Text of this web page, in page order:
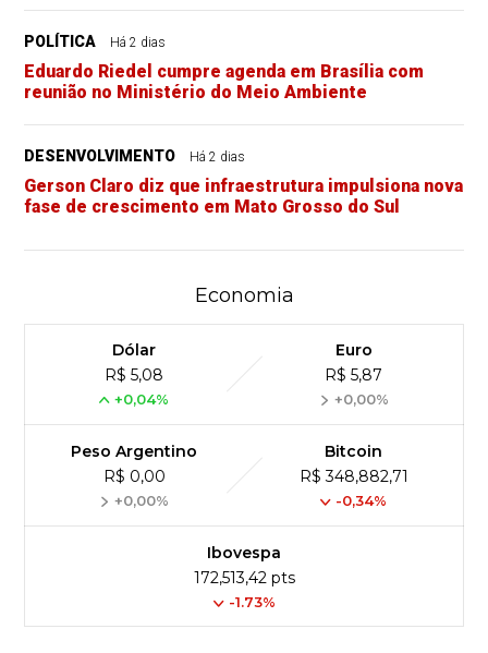
POLÍTICA Há 2 dias
Eduardo Riedel cumpre agenda em Brasília com
reunião no Ministério do Meio Ambiente
DESENVOLVIMENTO Há 2 dias
Gerson Claro diz que infraestrutura impulsiona nova
fase de crescimento em Mato Grosso do Sul
Economia
Dólar
R$ 5,08
+0,04%
Euro
R$ 5,87
+0,00%
Peso Argentino
R$ 0,00
+0,00%
Bitcoin
R$ 348,882,71
-0,34%
Ibovespa
172,513,42 pts
-1.73%